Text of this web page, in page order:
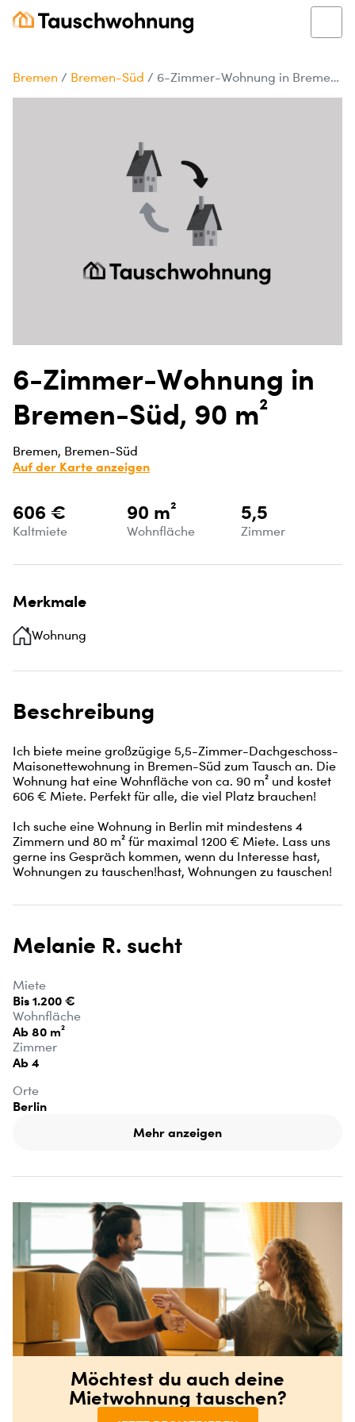
Bremen / Bremen-Süd / 6-Zimmer-Wohnung in Bremen-Süd, 90 m²
6-Zimmer-Wohnung in
Bremen-Süd, 90 m²
Bremen, Bremen-Süd
Auf der Karte anzeigen
606 €
Kaltmiete
90 m²
Wohnfläche
5,5
Zimmer
Merkmale
Wohnung
Beschreibung
Ich biete meine großzügige 5,5-Zimmer-Dachgeschoss-
Maisonettewohnung in Bremen-Süd zum Tausch an. Die
Wohnung hat eine Wohnfläche von ca. 90 m² und kostet
606 € Miete. Perfekt für alle, die viel Platz brauchen!
Ich suche eine Wohnung in Berlin mit mindestens 4
Zimmern und 80 m² für maximal 1200 € Miete. Lass uns
gerne ins Gespräch kommen, wenn du Interesse hast,
Wohnungen zu tauschen!hast, Wohnungen zu tauschen!
Melanie R. sucht
Miete
Bis 1.200 €
Wohnfläche
Ab 80 m²
Zimmer
Ab 4
Orte
Berlin
Mehr anzeigen
Möchtest du auch deine
Mietwohnung tauschen?